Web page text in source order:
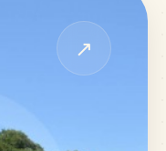
↗